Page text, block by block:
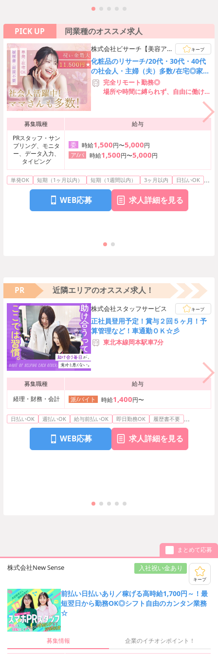
PICK UP 同業種のオススメ求人
株式会社ビサーチ【美容アン
ケートモニターのお仕事】
キープ
化粧品のリサーチ/20代・30代・40代
の社会人・主婦（夫）多数/在宅◎家事
や通勤の合間に出来る♪
完全リモート勤務◎
場所や時間に縛られず、自由に働けま
募集職種
給与
PRスタッフ・サン
プリング、モニタ
ー、データ入力、
タイピング
委 時給1,500円〜5,000円
ア/パ
時給1,500円〜5,000円
単発OK 短期（1ヶ月以内） 短期（1週間以内） 3ヶ月以内 日払いOK ...
WEB応募 求人詳細を見る
PR 近隣エリアのオススメ求人！
株式会社スタッフサービス キープ
正社員登用予定！賞与２回５ヶ月！予
算管理など！車通勤ＯＫ☆彡
東北本線岡本駅車7分
募集職種
給与
経理・財務・会計
派/バイト 時給1,400円〜
日払いOK 週払いOK 給与前払いOK 即日勤務OK 履歴書不要 ...
WEB応募 求人詳細を見る
まとめて応募
キープ
株式会社New Sense 入社祝い金あり
前払い日払いあり／稼げる高時給1,700円～！最
短翌日から勤務OK◎シフト自由のカンタン業務
☆
募集情報 企業のイチオシポイント！